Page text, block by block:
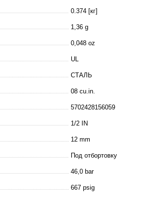
0.374 [кг]
1,36 g
0,048 oz
UL
СТАЛЬ
08 cu.in.
5702428156059
1/2 IN
12 mm
Под отбортовку
46,0 bar
667 psig